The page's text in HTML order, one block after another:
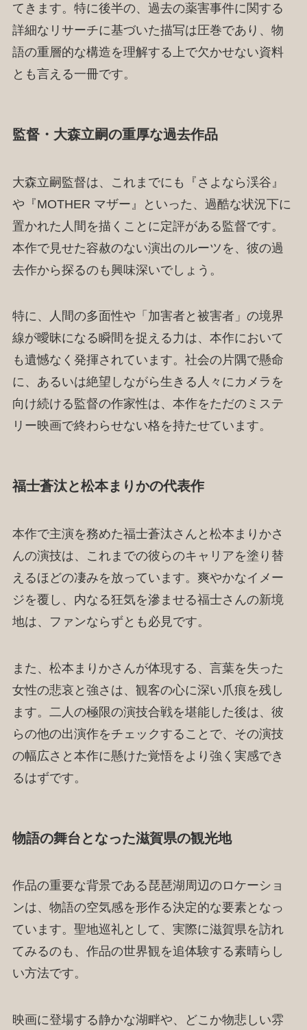
てきます。特に後半の、過去の薬害事件に関する
詳細なリサーチに基づいた描写は圧巻であり、物
語の重層的な構造を理解する上で欠かせない資料
とも言える一冊です。
監督・大森立嗣の重厚な過去作品
大森立嗣監督は、これまでにも『さよなら渓谷』
や『MOTHER マザー』といった、過酷な状況下に
置かれた人間を描くことに定評がある監督です。
本作で見せた容赦のない演出のルーツを、彼の過
去作から探るのも興味深いでしょう。
特に、人間の多面性や「加害者と被害者」の境界
線が曖昧になる瞬間を捉える力は、本作において
も遺憾なく発揮されています。社会の片隅で懸命
に、あるいは絶望しながら生きる人々にカメラを
向け続ける監督の作家性は、本作をただのミステ
リー映画で終わらせない格を持たせています。
福士蒼汰と松本まりかの代表作
本作で主演を務めた福士蒼汰さんと松本まりかさ
んの演技は、これまでの彼らのキャリアを塗り替
えるほどの凄みを放っています。爽やかなイメー
ジを覆し、内なる狂気を滲ませる福士さんの新境
地は、ファンならずとも必見です。
また、松本まりかさんが体現する、言葉を失った
女性の悲哀と強さは、観客の心に深い爪痕を残し
ます。二人の極限の演技合戦を堪能した後は、彼
らの他の出演作をチェックすることで、その演技
の幅広さと本作に懸けた覚悟をより強く実感でき
るはずです。
物語の舞台となった滋賀県の観光地
作品の重要な背景である琵琶湖周辺のロケーショ
ンは、物語の空気感を形作る決定的な要素となっ
ています。聖地巡礼として、実際に滋賀県を訪れ
てみるのも、作品の世界観を追体験する素晴らし
い方法です。
映画に登場する静かな湖畔や、どこか物悲しい雰